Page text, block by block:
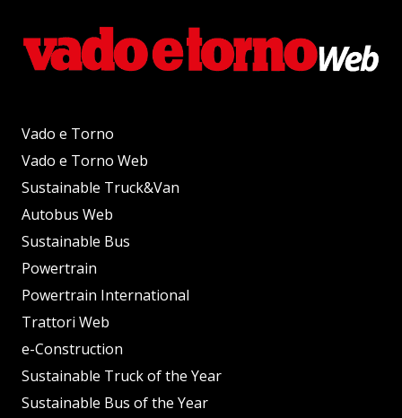
Vado e Torno
Vado e Torno Web
Sustainable Truck&Van
Autobus Web
Sustainable Bus
Powertrain
Powertrain International
Trattori Web
e-Construction
Sustainable Truck of the Year
Sustainable Bus of the Year